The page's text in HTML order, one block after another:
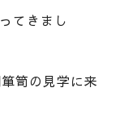
ん元気よく伸
てきまし
笥の見学に来